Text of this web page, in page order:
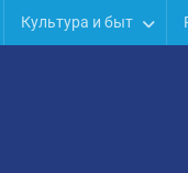
Культура и быт